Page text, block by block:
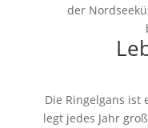
der
Die Ringelgans ist
legt jedes Jahr